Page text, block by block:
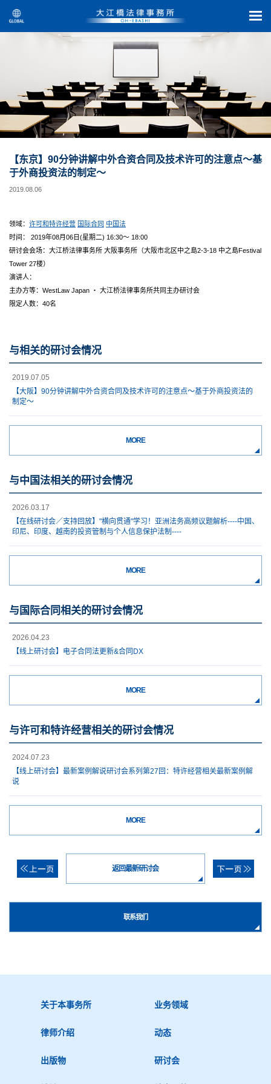
【东京】90分钟讲解中外合资合同及技术许可的注意点～基
于外商投资法的制定～
2019.08.06
领域： 许可和特许经营 国际合同 中国法
时间： 2019年08月06日(星期二) 16:30～ 18:00
研讨会会场：大江桥法律事务所 大阪事务所（大阪市北区中之島2-3-18 中之島Festival
Tower 27楼）
演讲人：
主办方等：WestLaw Japan ・ 大江桥法律事务所共同主办研讨会
限定人数：40名
与相关的研讨会情况
2019.07.05
【大阪】90分钟讲解中外合资合同及技术许可的注意点～基于外商投资法的
制定～
MORE
与中国法相关的研讨会情况
2026.03.17
【在线研讨会／支持回放】"横向贯通"学习！亚洲法务高频议题解析----中国、
印尼、印度、越南的投资管制与个人信息保护法制----
MORE
与国际合同相关的研讨会情况
2026.04.23
【线上研讨会】电子合同法更新&合同DX
MORE
与许可和特许经营相关的研讨会情况
2024.07.23
【线上研讨会】最新案例解说研讨会系列第27回：特许经营相关最新案例解
说
MORE
返回最新研讨会
联系我们
关于本事务所 业务领域
律师介绍 动态
出版物 研讨会